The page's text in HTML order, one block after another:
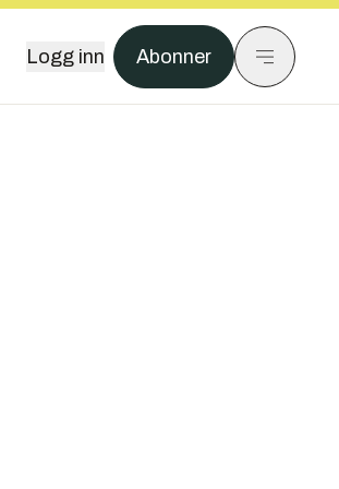
Logg inn Abonner